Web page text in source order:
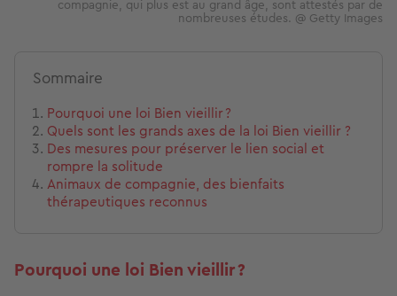
compagnie, qui plus est au grand âge, sont attestés par de
nombreuses études. @ Getty Images
Sommaire
Pourquoi une loi Bien vieillir ?
Quels sont les grands axes de la loi Bien vieillir ?
Des mesures pour préserver le lien social et
rompre la solitude
Animaux de compagnie, des bienfaits
thérapeutiques reconnus
Pourquoi une loi Bien vieillir ?